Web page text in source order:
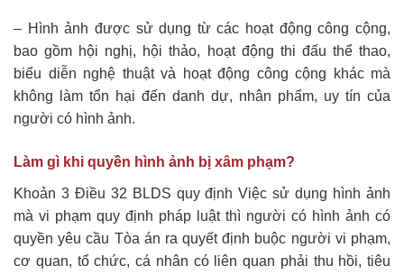
– Hình ảnh được sử dụng từ các hoạt động công cộng,
bao gồm hội nghị, hội thảo, hoạt động thi đấu thể thao,
biểu diễn nghệ thuật và hoạt động công cộng khác mà
không làm tổn hại đến danh dự, nhân phẩm, uy tín của
người có hình ảnh.
Làm gì khi quyền hình ảnh bị xâm phạm?
Khoản 3 Điều 32 BLDS quy định Việc sử dụng hình ảnh
mà vi phạm quy định pháp luật thì người có hình ảnh có
quyền yêu cầu Tòa án ra quyết định buộc người vi phạm,
cơ quan, tổ chức, cá nhân có liên quan phải thu hồi, tiêu